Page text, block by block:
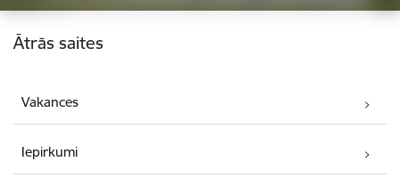
Kājene
Ātrās saites
Vakances
Iepirkumi